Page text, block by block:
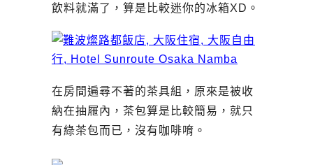
飲料就滿了，算是比較迷你的冰箱XD。
在房間遍尋不著的茶具組，原來是被收
納在抽屜內，茶包算是比較簡易，就只
有綠茶包而已，沒有咖啡唷。